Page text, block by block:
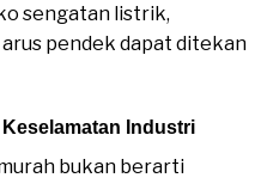
sengatan listrik,
pendek dapat ditekan
Industri
bukan berarti